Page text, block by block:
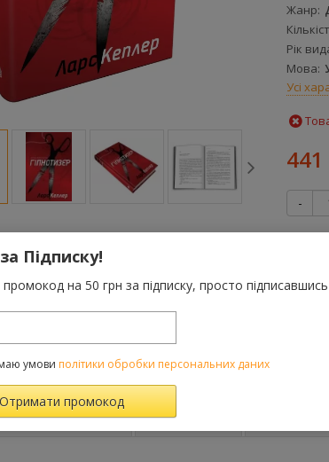
Жанр
Рік
Мова
Усі
441
-
За
Характеристики Відгуки
Підписку!
на 50 грн за підписку, просто
умови політики обробки персональних даних